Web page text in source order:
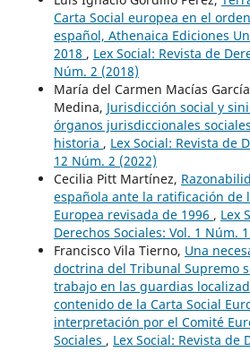
Carta Social europea en el
español, Athenaica Ediciones
2018 , Lex Social: Revista de
Núm. 2 (2018)
María del Carmen Macías
Medina, Jurisdicción social y
órganos jurisdiccionales
historia , Lex Social: Revista de
12 Núm. 2 (2022)
Cecilia Pitt Martínez,
española ante la ratificación de
Europea revisada de 1996 , Lex
Derechos Sociales: Vol. 1 Núm.
Francisco Vila Tierno, Una
doctrina del Tribunal Supremo
trabajo en las guardias
contenido de la Carta Social
interpretación por el Comité
Sociales , Lex Social: Revista de